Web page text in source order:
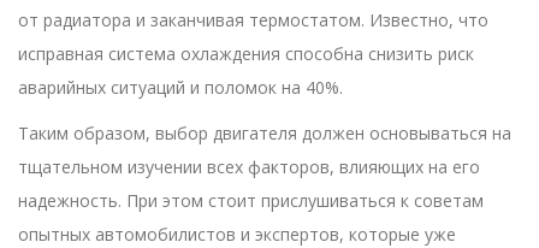
от радиатора и заканчивая термостатом. Известно, что
исправная система охлаждения способна снизить риск
аварийных ситуаций и поломок на 40%.
Таким образом, выбор двигателя должен основываться на
тщательном изучении всех факторов, влияющих на его
надежность. При этом стоит прислушиваться к советам
опытных автомобилистов и экспертов, которые уже